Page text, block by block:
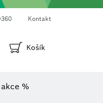
Kontakt
Košík
%